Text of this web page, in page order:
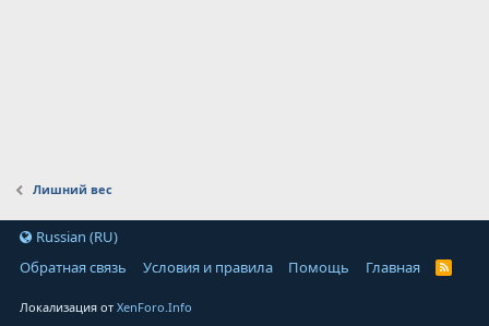
Лишний вес
Russian (RU)
Обратная связь
Условия и правила Помощь Главная
Локализация отXenForo.Info